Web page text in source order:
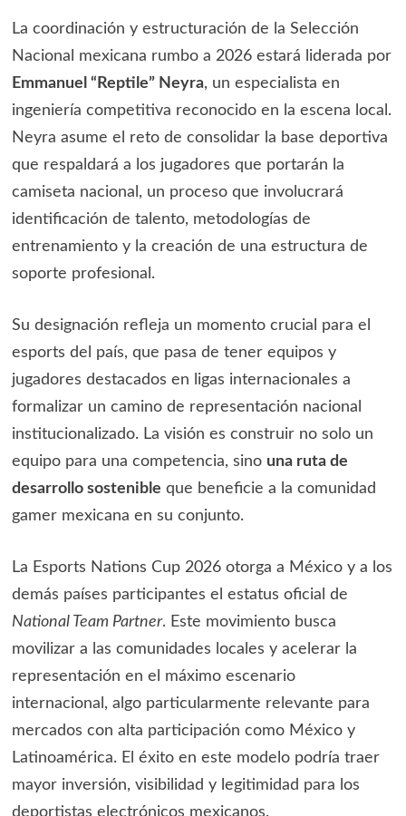
La coordinación y estructuración de la Selección
Nacional mexicana rumbo a 2026 estará liderada por
Emmanuel “Reptile” Neyra, un especialista en
ingeniería competitiva reconocido en la escena local.
Neyra asume el reto de consolidar la base deportiva
que respaldará a los jugadores que portarán la
camiseta nacional, un proceso que involucrará
identificación de talento, metodologías de
entrenamiento y la creación de una estructura de
soporte profesional.
Su designación refleja un momento crucial para el
esports del país, que pasa de tener equipos y
jugadores destacados en ligas internacionales a
formalizar un camino de representación nacional
institucionalizado. La visión es construir no solo un
equipo para una competencia, sino una ruta de
desarrollo sostenible que beneficie a la comunidad
gamer mexicana en su conjunto.
La Esports Nations Cup 2026 otorga a México y a los
demás países participantes el estatus oficial de
National Team Partner. Este movimiento busca
movilizar a las comunidades locales y acelerar la
representación en el máximo escenario
internacional, algo particularmente relevante para
mercados con alta participación como México y
Latinoamérica. El éxito en este modelo podría traer
mayor inversión, visibilidad y legitimidad para los
deportistas electrónicos mexicanos.